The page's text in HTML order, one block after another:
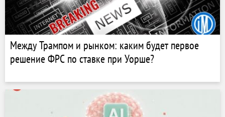
Между Трампом и рынком: каким будет первое
решение ФРС по ставке при Уорше?